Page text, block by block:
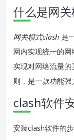
什么是网
网关模式clash 是
网内实现统一的网
实现对网络流量
则，是一款功能强
clash软件
安装clash软件的